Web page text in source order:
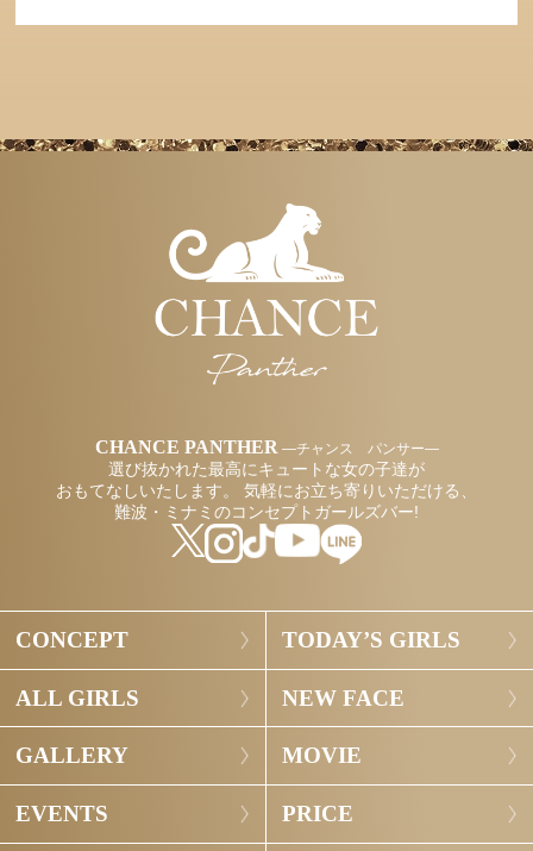
CHANCE PANTHER―チャンス パンサー―
選び抜かれた最高にキュートな女の子達が
おもてなしいたします。
気軽にお立ち寄りいただける、
難波・ミナミのコンセプトガールズバー!
CONCEPT TODAY’S GIRLS
ALL GIRLS NEW FACE
GALLERY MOVIE
EVENTS PRICE